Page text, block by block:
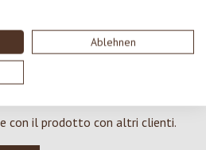
Ablehnen
con il prodotto con altri clienti.